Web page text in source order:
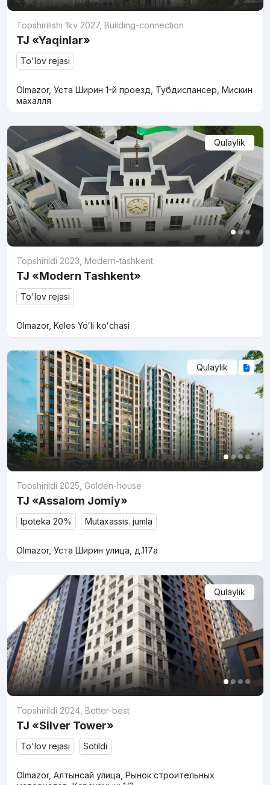
Topshirilishi 1kv 2027, Building-connection
TJ «Yaqinlar»
To'lov rejasi
Olmazor, Уста Ширин 1-й проезд, Тубдиспансер, Мискин
махалля
Qulaylik
Topshirildi 2023 Modern-tashkent
TJ «Modern Tashkent»
To'lov rejasi
Olmazor, Keles Yoʻli koʻchasi
Qulaylik
Topshirildi 2025 Golden-house
TJ «Assalom Jomiy»
Ipoteka 20% Mutaxassis. jumla
Olmazor, Уста Ширин улица, д.117a
Qulaylik
Topshirildi 2024, Better-best
TJ «Silver Tower»
To'lov rejasi Sotildi
Olmazor, Алтынсай улица, Рынок строительных